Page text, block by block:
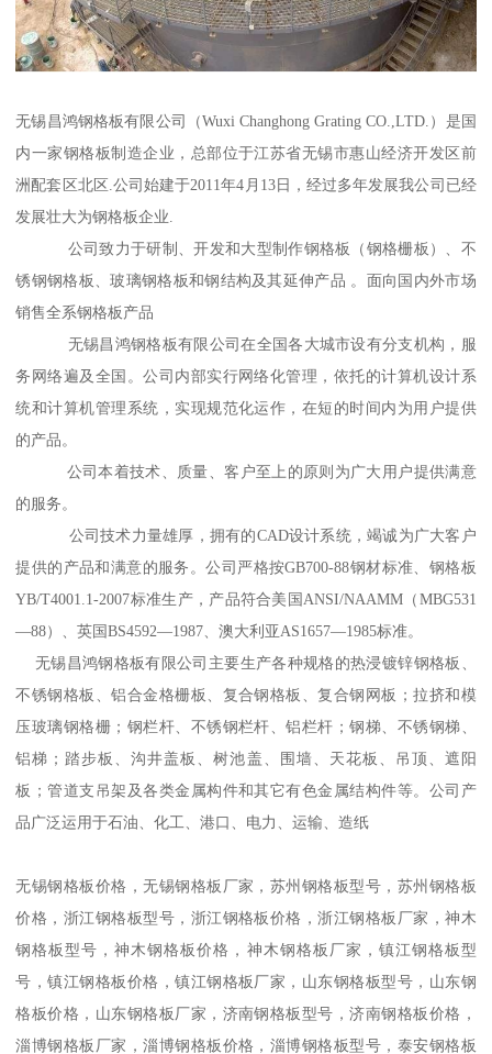
无锡昌鸿钢格板有限公司（Wuxi Changhong Grating CO.,LTD.）是国
内一家钢格板制造企业，总部位于江苏省无锡市惠山经济开发区前
洲配套区北区.公司始建于2011年4月13日，经过多年发展我公司已经
发展壮大为钢格板企业.
公司致力于研制、开发和大型制作钢格板（钢格栅板）、不
锈钢钢格板、玻璃钢格板和钢结构及其延伸产品 。面向国内外市场
销售全系钢格板产品
无锡昌鸿钢格板有限公司在全国各大城市设有分支机构，服
务网络遍及全国。公司内部实行网络化管理，依托的计算机设计系
统和计算机管理系统，实现规范化运作，在短的时间内为用户提供
的产品。
公司本着技术、质量、客户至上的原则为广大用户提供满意
的服务。
公司技术力量雄厚，拥有的CAD设计系统，竭诚为广大客户
提供的产品和满意的服务。公司严格按GB700-88钢材标准、钢格板
YB/T4001.1-2007标准生产，产品符合美国ANSI/NAAMM（MBG531
—88）、英国BS4592—1987、澳大利亚AS1657—1985标准。
无锡昌鸿钢格板有限公司主要生产各种规格的热浸镀锌钢格板、
不锈钢格板、铝合金格栅板、复合钢格板、复合钢网板；拉挤和模
压玻璃钢格栅；钢栏杆、不锈钢栏杆、铝栏杆；钢梯、不锈钢梯、
铝梯；踏步板、沟井盖板、树池盖、围墙、天花板、吊顶、遮阳
板；管道支吊架及各类金属构件和其它有色金属结构件等。公司产
品广泛运用于石油、化工、港口、电力、运输、造纸
无锡钢格板价格，无锡钢格板厂家，苏州钢格板型号，苏州钢格板
价格，浙江钢格板型号，浙江钢格板价格，浙江钢格板厂家，神木
钢格板型号，神木钢格板价格，神木钢格板厂家，镇江钢格板型
号，镇江钢格板价格，镇江钢格板厂家，山东钢格板型号，山东钢
格板价格，山东钢格板厂家，济南钢格板型号，济南钢格板价格，
淄博钢格板厂家，淄博钢格板价格，淄博钢格板型号，泰安钢格板